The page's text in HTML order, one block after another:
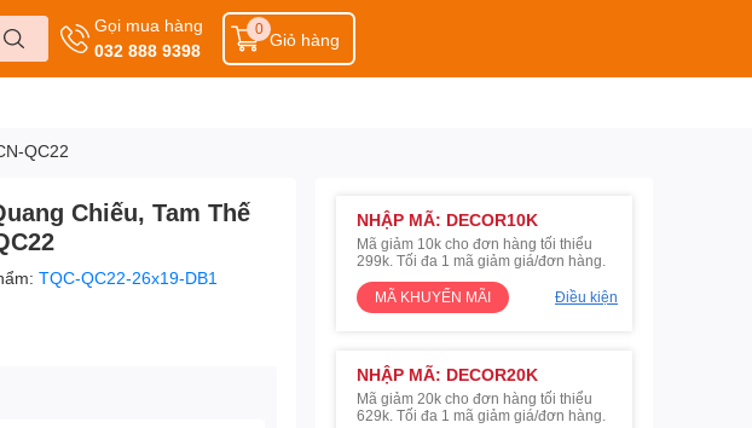
Gọi mua hàng
032 888 9398
Giỏ hàng
0
QC22
Chiếu, Tam Thế
TQC-QC22-26x19-DB1
NHẬP MÃ: DECOR10K
Mã giảm 10k cho đơn hàng tối thiểu
299k. Tối đa 1 mã giảm giá/đơn hàng.
MÃ KHUYẾN MÃI
Điều kiện
NHẬP MÃ: DECOR20K
Mã giảm 20k cho đơn hàng tối thiểu
629k. Tối đa 1 mã giảm giá/đơn hàng.